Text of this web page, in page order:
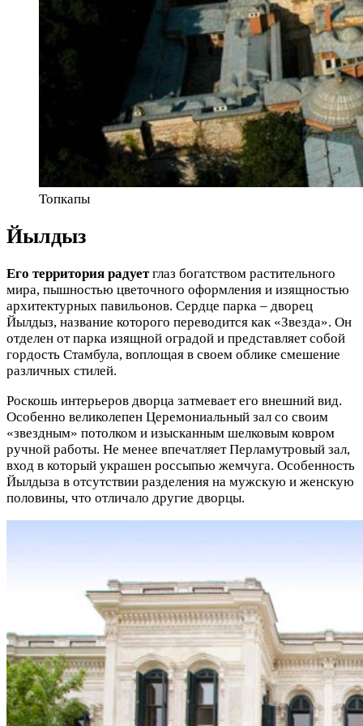
Топкапы
Йылдыз
Его территория радуетглаз богатством растительного
мира, пышностью цветочного оформления и изящностью
архитектурных павильонов. Сердце парка – дворец
Йылдыз, название которого переводится как «Звезда». Он
отделен от парка изящной оградой и представляет собой
гордость Стамбула, воплощая в своем облике смешение
различных стилей.
Роскошь интерьеров дворца затмевает его внешний вид.
Особенно великолепен Церемониальный зал со своим
«звездным» потолком и изысканным шелковым ковром
ручной работы. Не менее впечатляет Перламутровый зал,
вход в который украшен россыпью жемчуга. Особенность
Йылдыза в отсутствии разделения на мужскую и женскую
половины, что отличало другие дворцы.